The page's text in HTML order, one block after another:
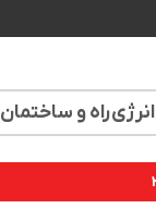
انرژیراه و ساختمان